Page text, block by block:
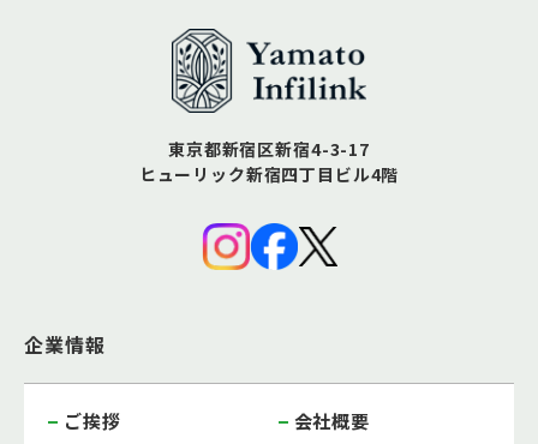
東京都新宿区新宿4-3-17
ヒューリック新宿四丁目ビル4階
企業情報
ご挨拶
会社概要